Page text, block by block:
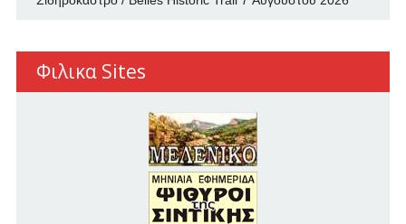
Φιλικα Sites